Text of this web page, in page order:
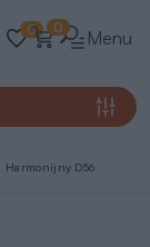
0 0 Menu
Harmonijny D56